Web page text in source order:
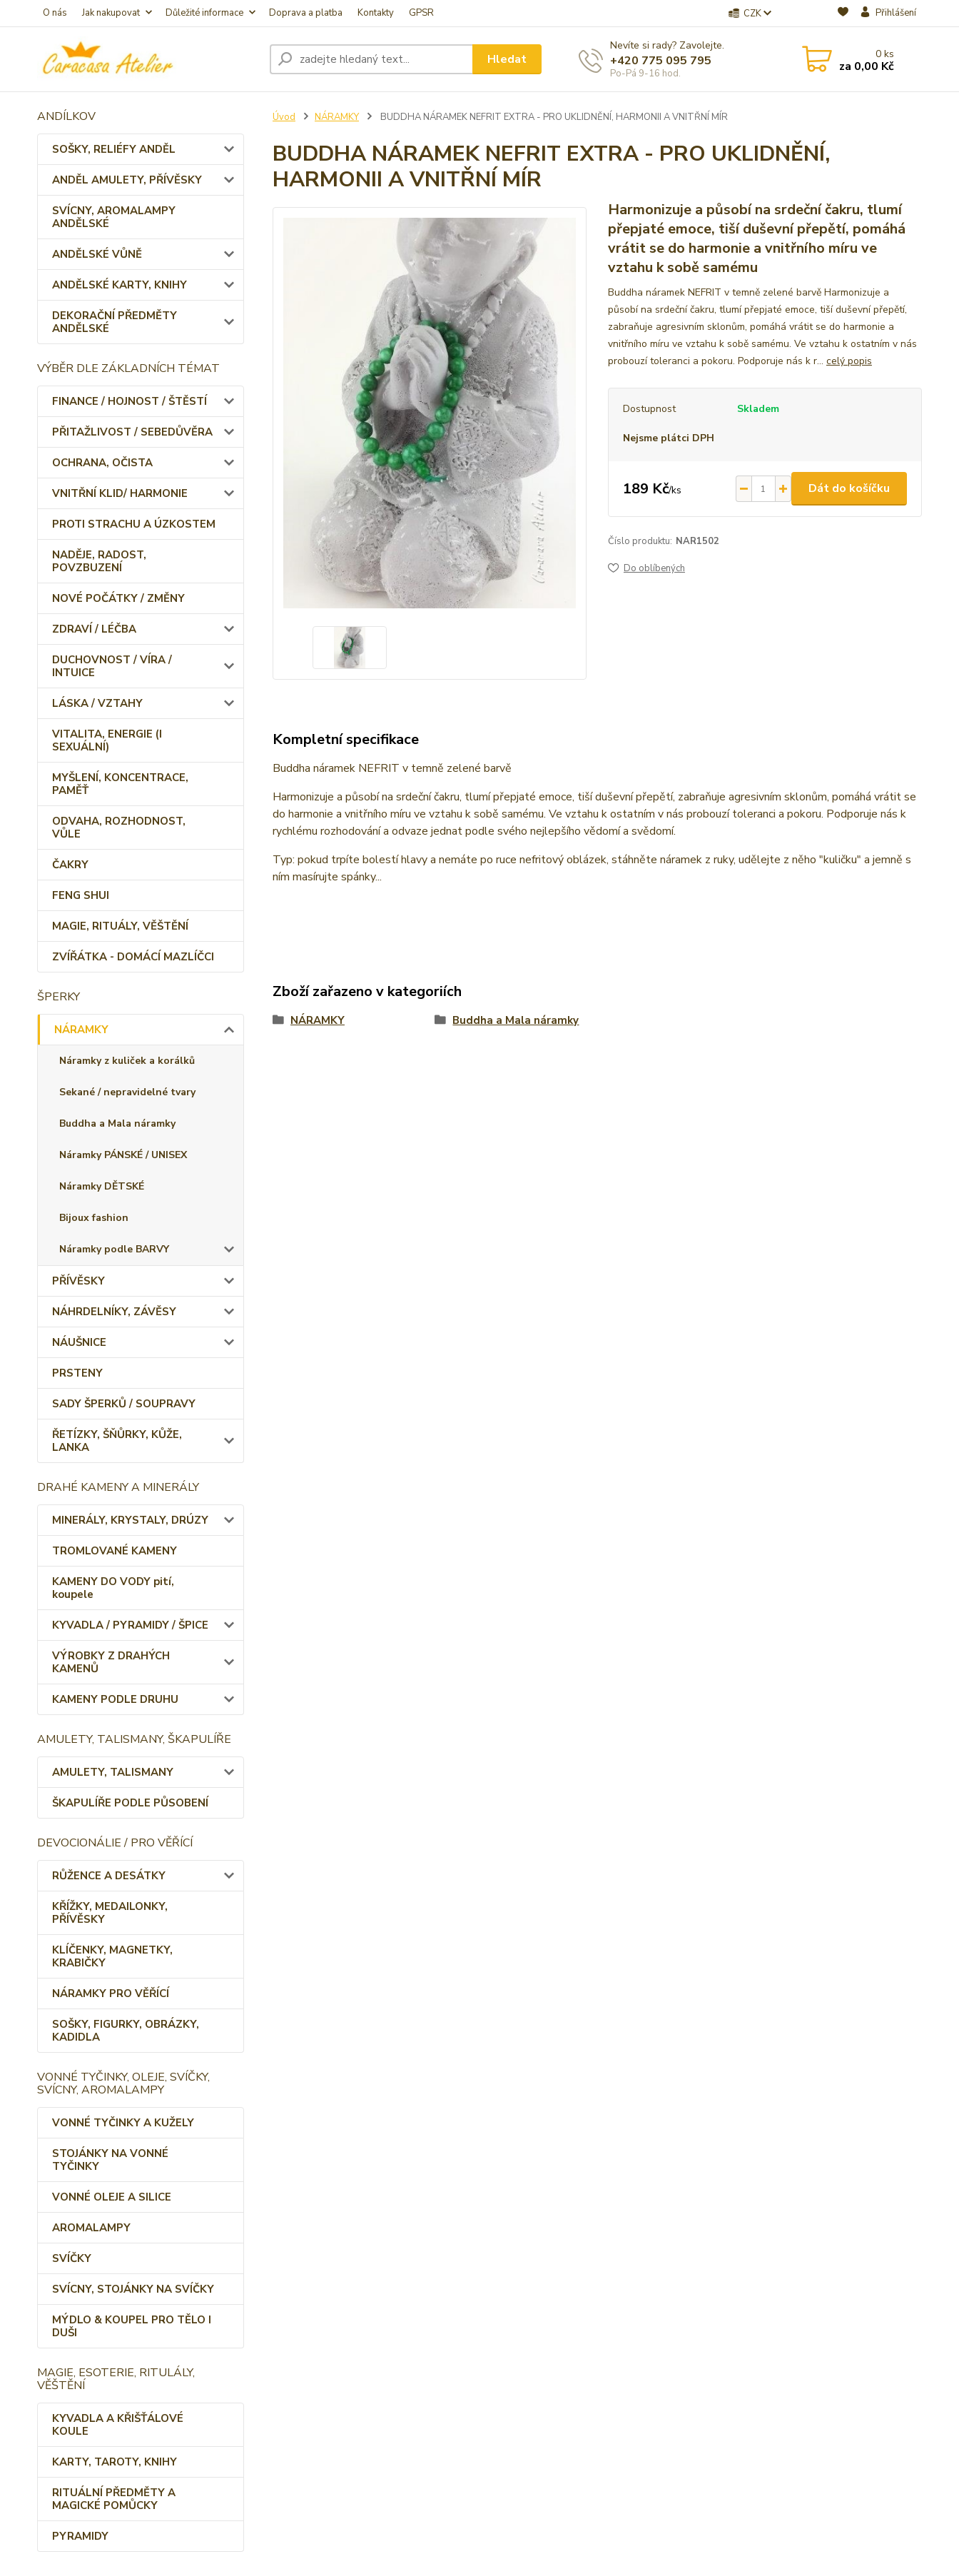
O nás Jak nakupovat Důležité informace Doprava a platba Kontakty GPSR CZK Přihlášení
Hledat
Nevíte si rady? Zavolejte.
+420 775 095 795
Po-Pá 9-16 hod.
0ks
za 0,00 Kč
ANDÍLKOV
SOŠKY, RELIÉFY ANDĚL
ANDĚL AMULETY, PŘÍVĚSKY
SVÍCNY, AROMALAMPY
ANDĚLSKÉ
ANDĚLSKÉ VŮNĚ
ANDĚLSKÉ KARTY, KNIHY
DEKORAČNÍ PŘEDMĚTY
ANDĚLSKÉ
VÝBĚR DLE ZÁKLADNÍCH TÉMAT
FINANCE / HOJNOST / ŠTĚSTÍ
PŘITAŽLIVOST / SEBEDŮVĚRA
OCHRANA, OČISTA
VNITŘNÍ KLID/ HARMONIE
PROTI STRACHU A ÚZKOSTEM
NADĚJE, RADOST,
POVZBUZENÍ
NOVÉ POČÁTKY / ZMĚNY
ZDRAVÍ / LÉČBA
DUCHOVNOST / VÍRA /
INTUICE
LÁSKA / VZTAHY
VITALITA, ENERGIE (I
SEXUÁLNÍ)
MYŠLENÍ, KONCENTRACE,
PAMĚŤ
ODVAHA, ROZHODNOST,
VŮLE
ČAKRY
FENG SHUI
MAGIE, RITUÁLY, VĚŠTĚNÍ
ZVÍŘÁTKA - DOMÁCÍ MAZLÍČCI
ŠPERKY
NÁRAMKY
Náramky z kuliček a korálků
Sekané / nepravidelné tvary
Buddha a Mala náramky
Náramky PÁNSKÉ / UNISEX
Náramky DĚTSKÉ
Bijoux fashion
Náramky podle BARVY
PŘÍVĚSKY
NÁHRDELNÍKY, ZÁVĚSY
NÁUŠNICE
PRSTENY
SADY ŠPERKŮ / SOUPRAVY
ŘETÍZKY, ŠŇŮRKY, KŮŽE,
LANKA
DRAHÉ KAMENY A MINERÁLY
MINERÁLY, KRYSTALY, DRÚZY
TROMLOVANÉ KAMENY
KAMENY DO VODY pití,
koupele
KYVADLA / PYRAMIDY / ŠPICE
VÝROBKY Z DRAHÝCH
KAMENŮ
KAMENY PODLE DRUHU
AMULETY, TALISMANY, ŠKAPULÍŘE
AMULETY, TALISMANY
ŠKAPULÍŘE PODLE PŮSOBENÍ
DEVOCIONÁLIE / PRO VĚŘÍCÍ
RŮŽENCE A DESÁTKY
KŘÍŽKY, MEDAILONKY,
PŘÍVĚSKY
KLÍČENKY, MAGNETKY,
KRABIČKY
NÁRAMKY PRO VĚŘÍCÍ
SOŠKY, FIGURKY, OBRÁZKY,
KADIDLA
VONNÉ TYČINKY, OLEJE, SVÍČKY,
SVÍCNY, AROMALAMPY
VONNÉ TYČINKY A KUŽELY
STOJÁNKY NA VONNÉ
TYČINKY
VONNÉ OLEJE A SILICE
AROMALAMPY
SVÍČKY
SVÍCNY, STOJÁNKY NA SVÍČKY
MÝDLO & KOUPEL PRO TĚLO I
DUŠI
MAGIE, ESOTERIE, RITULÁLY,
VĚŠTĚNÍ
KYVADLA A KŘIŠŤÁLOVÉ
KOULE
KARTY, TAROTY, KNIHY
RITUÁLNÍ PŘEDMĚTY A
MAGICKÉ POMŮCKY
PYRAMIDY
Úvod NÁRAMKY BUDDHA NÁRAMEK NEFRIT EXTRA - PRO UKLIDNĚNÍ, HARMONII A VNITŘNÍ MÍR
BUDDHA NÁRAMEK NEFRIT EXTRA - PRO UKLIDNĚNÍ,
HARMONII A VNITŘNÍ MÍR
Harmonizuje a působí na srdeční čakru, tlumí
přepjaté emoce, tiší duševní přepětí, pomáhá
vrátit se do harmonie a vnitřního míru ve
vztahu k sobě samému
Buddha náramek NEFRIT v temně zelené barvě Harmonizuje a
působí na srdeční čakru, tlumí přepjaté emoce, tiší duševní přepětí,
zabraňuje agresivním sklonům, pomáhá vrátit se do harmonie a
vnitřního míru ve vztahu k sobě samému. Ve vztahu k ostatním v nás
probouzí toleranci a pokoru. Podporuje nás k r... celý popis
Dostupnost Skladem
Nejsme plátci DPH
189 Kč/ks Dát do košíčku
Číslo produktu: NAR1502
Do oblíbených
Kompletní specifikace
Buddha náramek NEFRIT v temně zelené barvě
Harmonizuje a působí na srdeční čakru, tlumí přepjaté emoce, tiší duševní přepětí, zabraňuje agresivním sklonům, pomáhá vrátit se
do harmonie a vnitřního míru ve vztahu k sobě samému. Ve vztahu k ostatním v nás probouzí toleranci a pokoru. Podporuje nás k
rychlému rozhodování a odvaze jednat podle svého nejlepšího vědomí a svědomí.
Typ: pokud trpíte bolestí hlavy a nemáte po ruce nefritový oblázek, stáhněte náramek z ruky, udělejte z něho "kuličku" a jemně s
ním masírujte spánky...
Zboží zařazeno v kategoriích
NÁRAMKY Buddha a Mala náramky